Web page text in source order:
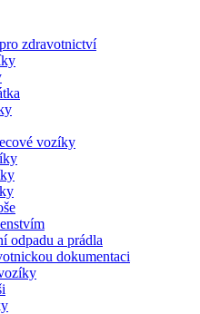
zdravotnictví
vozíky
odpadu a prádla
dokumentaci